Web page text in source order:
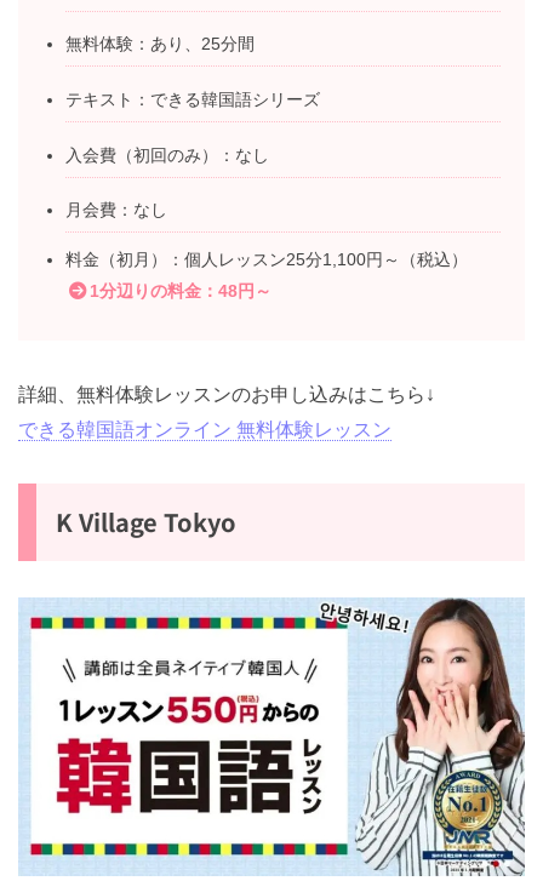
無料体験：あり、25分間
テキスト：できる韓国語シリーズ
入会費（初回のみ）：なし
月会費：なし
料金（初月）：個人レッスン25分1,100円～（税込）
1分辺りの料金：48円～
詳細、無料体験レッスンのお申し込みはこちら↓
できる韓国語オンライン 無料体験レッスン
K Village Tokyo